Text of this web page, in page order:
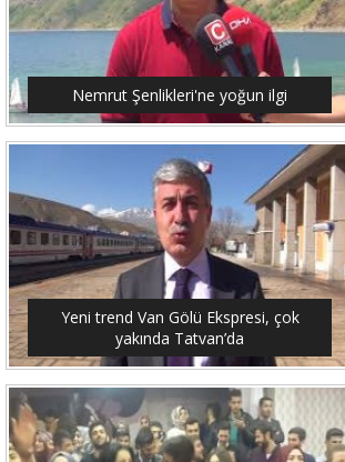
Nemrut Şenlikleri'ne yoğun ilgi
Yeni trend Van Gölü Ekspresi, çok
yakında Tatvan’da